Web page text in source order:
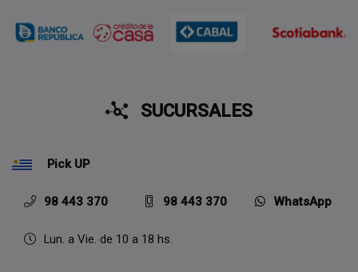
SUCURSALES
Pick UP
98 443 370 98 443 370 WhatsApp
Lun. a Vie. de 10 a 18 hs.